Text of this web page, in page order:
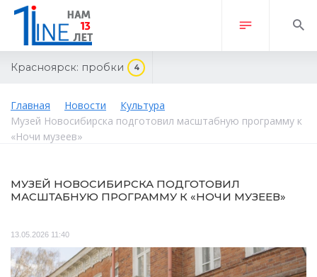
Красноярск: пробки 4
Главная Новости
Культура
Музей Новосибирска подготовил масштабную программу к
«Ночи музеев»
МУЗЕЙ НОВОСИБИРСКА ПОДГОТОВИЛ
МАСШТАБНУЮ ПРОГРАММУ К «НОЧИ МУЗЕЕВ»
13.05.2026 11:40